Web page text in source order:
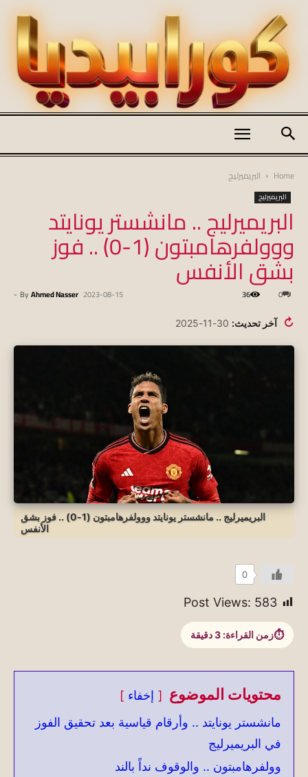
Home البريميرليج
البريميرليج
البريميرليج .. مانشستر يونايتد
ووولفرهامبتون (1-0) .. فوز
بشق الأنفس
By Ahmed Nasser
- 2023-08-15 0
36
↻ آخر تحديث: 30-11-2025
البريميرليج .. مانشستر يونايتد ووولفرهامبتون (1-0) .. فوز بشق
الأنفس
0
Post Views: 583
زمن القراءة: 3دقيقة
محتويات الموضوع
إخفاء
مانشستر يونايتد .. وأرقام قياسية بعد تحقيق الفوز
في البريميرليج
وولفرهامبتون .. والوقوف نداً بالند